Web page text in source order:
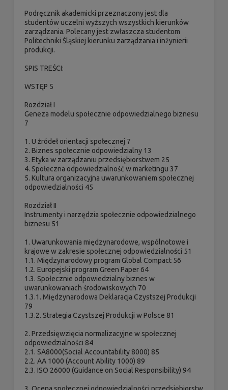
Podręcznik akademicki przeznaczony jest dla
studentów uczelni wyższych wszystkich kierunków
zarządzania. Polecany jest zwłaszcza studentom
Politechniki Śląskiej kierunku zarządzania i inżynierii
produkcji.
SPIS TREŚCI:
WSTĘP 5
Rozdział I
Geneza modelu społecznie odpowiedzialnego biznesu
7
1. U źródeł orientacji społecznej 7
2. Biznes społecznie odpowiedzialny 13
3. Etyka w zarządzaniu przedsiębiorstwem 25
4. Społeczna odpowiedzialność w marketingu 37
5. Kultura organizacyjna uwarunkowaniem społecznej
odpowiedzialności 45
Rozdział II
Instrumenty i narzędzia społecznie odpowiedzialnego
biznesu 51
1. Uwarunkowania międzynarodowe, wspólnotowe i
krajowe w zakresie społecznej odpowiedzialności 51
1.1. Międzynarodowy program Global Compact 56
1.2. Europejski program Green Paper 64
1.3. Społecznie odpowiedzialny biznes w
uwarunkowaniach środowiskowych 70
1.3.1. Międzynarodowa Deklaracja Czystszej Produkcji
79
1.3.2. Strategia Czystszej Produkcji w Polsce 81
2. Przedsięwzięcia normalizacyjne w społecznej
odpowiedzialności 84
2.1. SA8000(Social Accountability 8000) 85
2.2. AA 1000 (Account Ability 1000) 89
2.3. ISO 26000 (Guidance on Social Responsibility) 94